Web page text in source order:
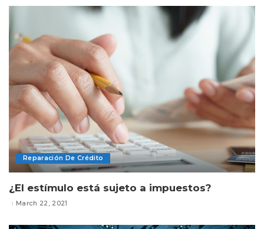
Reparación De Crédito
¿El estímulo está sujeto a impuestos?
March 22, 2021